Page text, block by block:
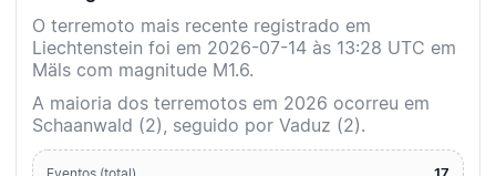
O terremoto mais recente registrado em
Liechtenstein foi em 2026-07-14 às 13:28 UTC em
Mäls com magnitude M1.6.
A maioria dos terremotos em 2026 ocorreu em
Schaanwald (2), seguido por Vaduz (2).